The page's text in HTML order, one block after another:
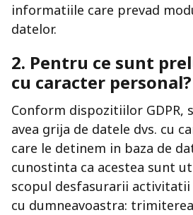
informatiile care prevad
datelor.
2. Pentru ce sunt
cu caracter personal?
Conform dispozitiilor GDPR,
avea grija de datele dvs. cu
care le detinem in baza de
cunostinta ca acestea sunt
scopul desfasurarii
cu dumneavoastra: